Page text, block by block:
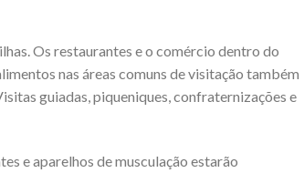
Os restaurantes e o comércio dentro do
nas áreas comuns de visitação também
guiadas, piqueniques, confraternizações e
e aparelhos de musculação estarão